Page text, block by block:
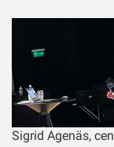
Sigrid Agenäs,